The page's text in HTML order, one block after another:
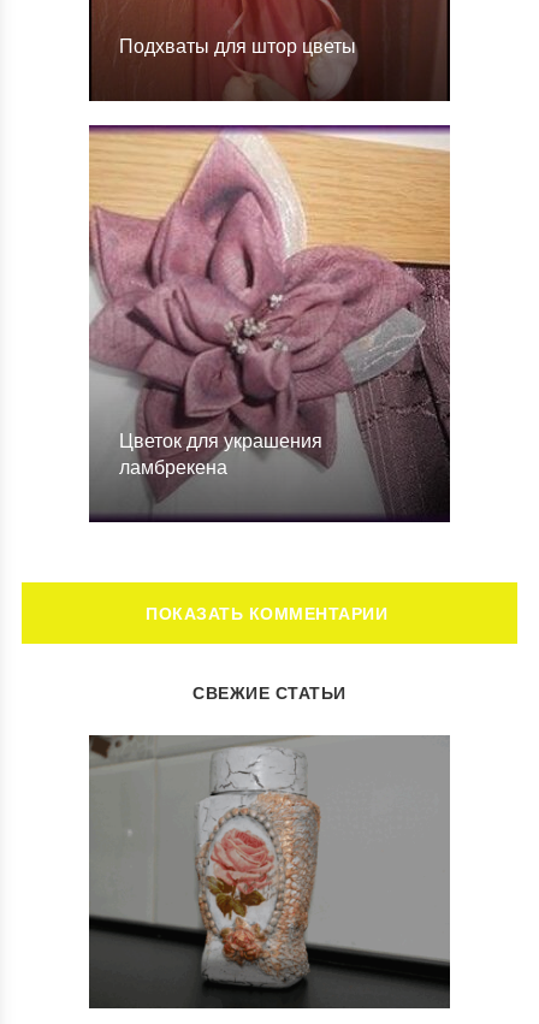
Подхваты для штор цветы
Цветок для украшения
ламбрекена
ОСТАВИТЬ КОММЕНТАРИЙ
Ваш адрес email не будет опубликован. Обязательные поля
помечены*
СВЕЖИЕ СТАТЬИ